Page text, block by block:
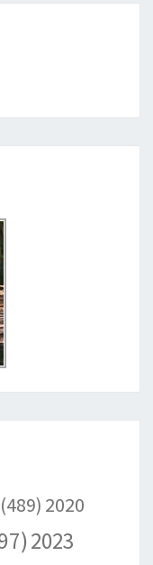
(489) 2020
2023